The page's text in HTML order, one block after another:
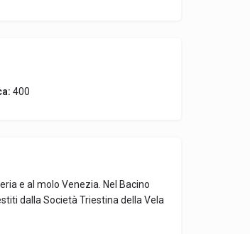
400
e al molo Venezia. Nel Bacino
dalla Società Triestina della Vela